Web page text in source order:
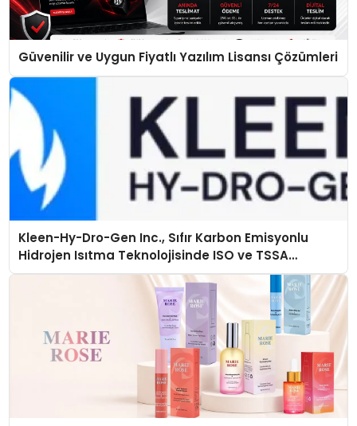
Güvenilir ve Uygun Fiyatlı Yazılım Lisansı Çözümleri
Kleen-Hy-Dro-Gen Inc., Sıfır Karbon Emisyonlu
Hidrojen Isıtma Teknolojisinde ISO ve TSSA
Düzenleyici Onaylarını Aldı